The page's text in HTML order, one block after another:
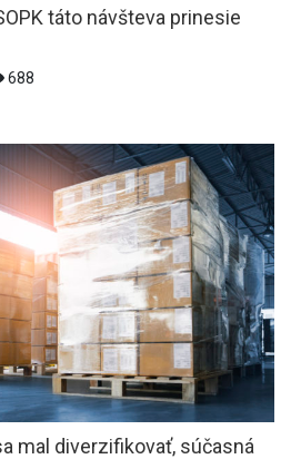
táto návšteva prinesie
688
mal diverzifikovať, súčasná